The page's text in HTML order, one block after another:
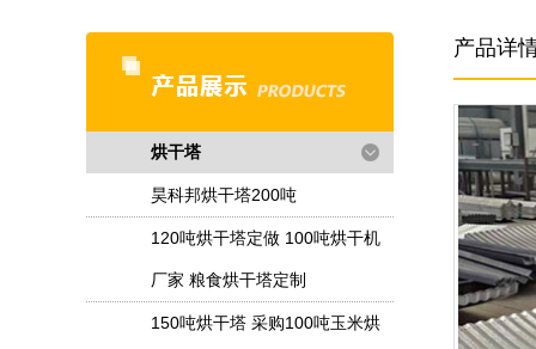
烘干塔
昊科邦烘干塔200吨
120吨烘干塔定做 100吨烘干机
厂家 粮食烘干塔定制
150吨烘干塔 采购100吨玉米烘
产品详